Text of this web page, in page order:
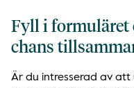
Fyll i formuläret
chans
Är du intresserad av att